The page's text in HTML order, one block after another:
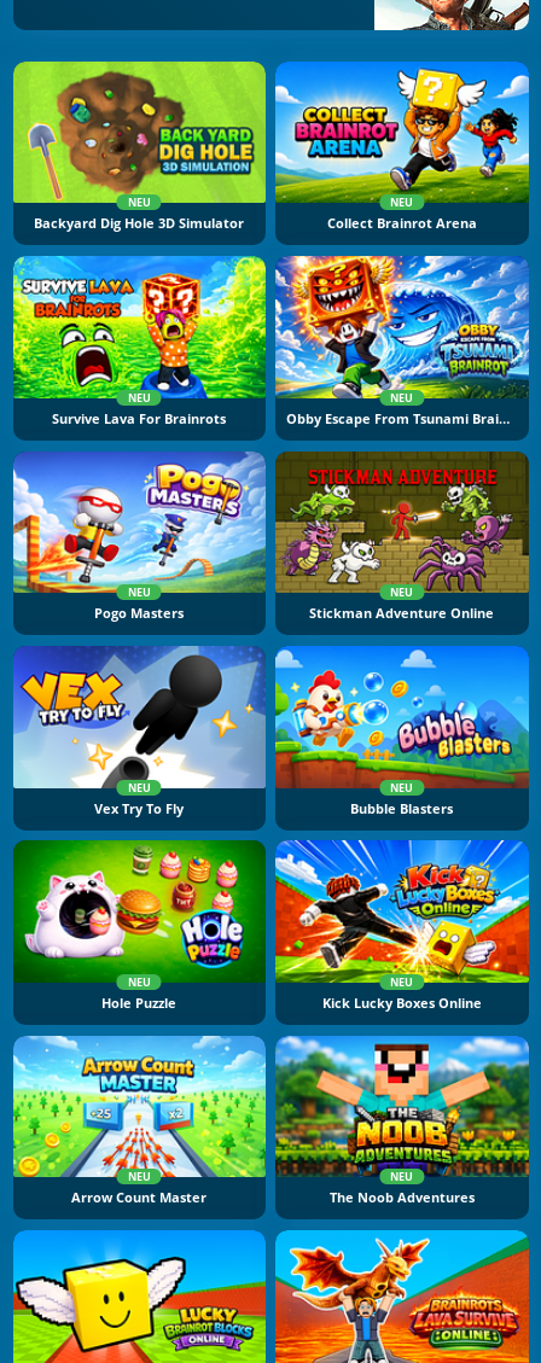
NEU
Backyard Dig Hole 3D Simulator
NEU
Collect Brainrot Arena
NEU
Survive Lava For Brainrots
NEU
Obby Escape From Tsunami Brainrot
NEU
Pogo Masters
NEU
Stickman Adventure Online
NEU
Vex Try To Fly
NEU
Bubble Blasters
NEU
Hole Puzzle
NEU
Kick Lucky Boxes Online
NEU
Arrow Count Master
NEU
The Noob Adventures